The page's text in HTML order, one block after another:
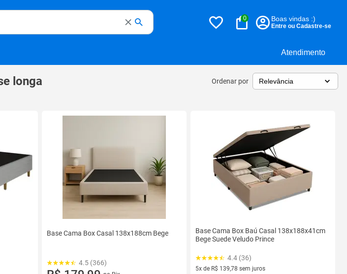
Atendimento
0 Boas vindas :)
Entre ou Cadastre-se
longa Ordenar por
Base Cama Box Casal 138x188cm Bege
4.5 (366)
Base Cama Box Baú Casal 138x188x41cm
Bege Suede Veludo Prince
4.4 (36)
5x de R$ 139,78 sem juros